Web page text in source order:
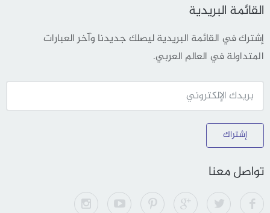
القائمة البريدية
إشترك في القائمة البريدية ليصلك جديدنا وآخر العبارات
المتداولة في العالم العربي.
إشتراك
تواصل معنا